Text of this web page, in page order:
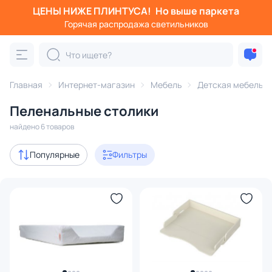
ЦЕНЫ НИЖЕ ПЛИНТУСА! Но выше паркета
Горячая распродажа светильников
Главная Интернет-магазин Мебель Детская мебель
Пеленальные столики
найдено 6 товаров
Популярные Фильтры
Фильтры
Категория: Детская мебель
и табуреты пеленальные столики оформление
В наличии 4
Цена
Бренд